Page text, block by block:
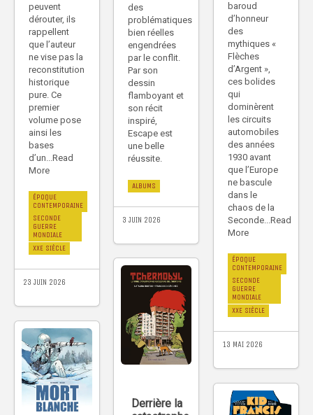
peuvent
dérouter, ils
rappellent
que l’auteur
ne vise pas la
reconstitution
historique
pure. Ce
premier
volume pose
ainsi les
bases
d’un...Read
More
ÉPOQUE
CONTEMPORAINE
SECONDE
GUERRE
MONDIALE
XXE SIÈCLE
23 JUIN 2026
des
problématiques
bien réelles
engendrées
par le conflit.
Par son
dessin
flamboyant et
son récit
inspiré,
Escape est
une belle
réussite.
ALBUMS
3 JUIN 2026
baroud
d’honneur
des
mythiques «
Flèches
d’Argent »,
ces bolides
qui
dominèrent
les circuits
automobiles
des années
1930 avant
que l’Europe
ne bascule
dans le
chaos de la
Seconde...Read
More
ÉPOQUE
CONTEMPORAINE
SECONDE
GUERRE
MONDIALE
XXE SIÈCLE
13 MAI 2026
Derrière la